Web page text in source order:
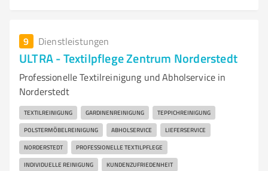
9 Dienstleistungen
ULTRA - Textilpflege Zentrum Norderstedt
Professionelle Textilreinigung und Abholservice in
Norderstedt
TEXTILREINIGUNG GARDINENREINIGUNG TEPPICHREINIGUNG
POLSTERMÖBELREINIGUNG ABHOLSERVICE LIEFERSERVICE
NORDERSTEDT PROFESSIONELLE TEXTILPFLEGE
INDIVIDUELLE REINIGUNG KUNDENZUFRIEDENHEIT